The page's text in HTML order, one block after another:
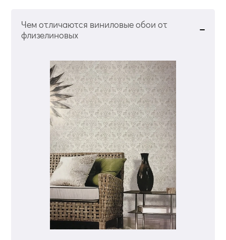
Чем отличаются виниловые обои от
флизелиновых